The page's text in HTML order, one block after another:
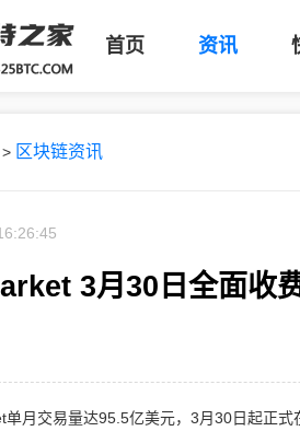
首页 资讯
> 区块链资讯
3月30日全面收
单月交易量达95.5亿美元，3月30日起正